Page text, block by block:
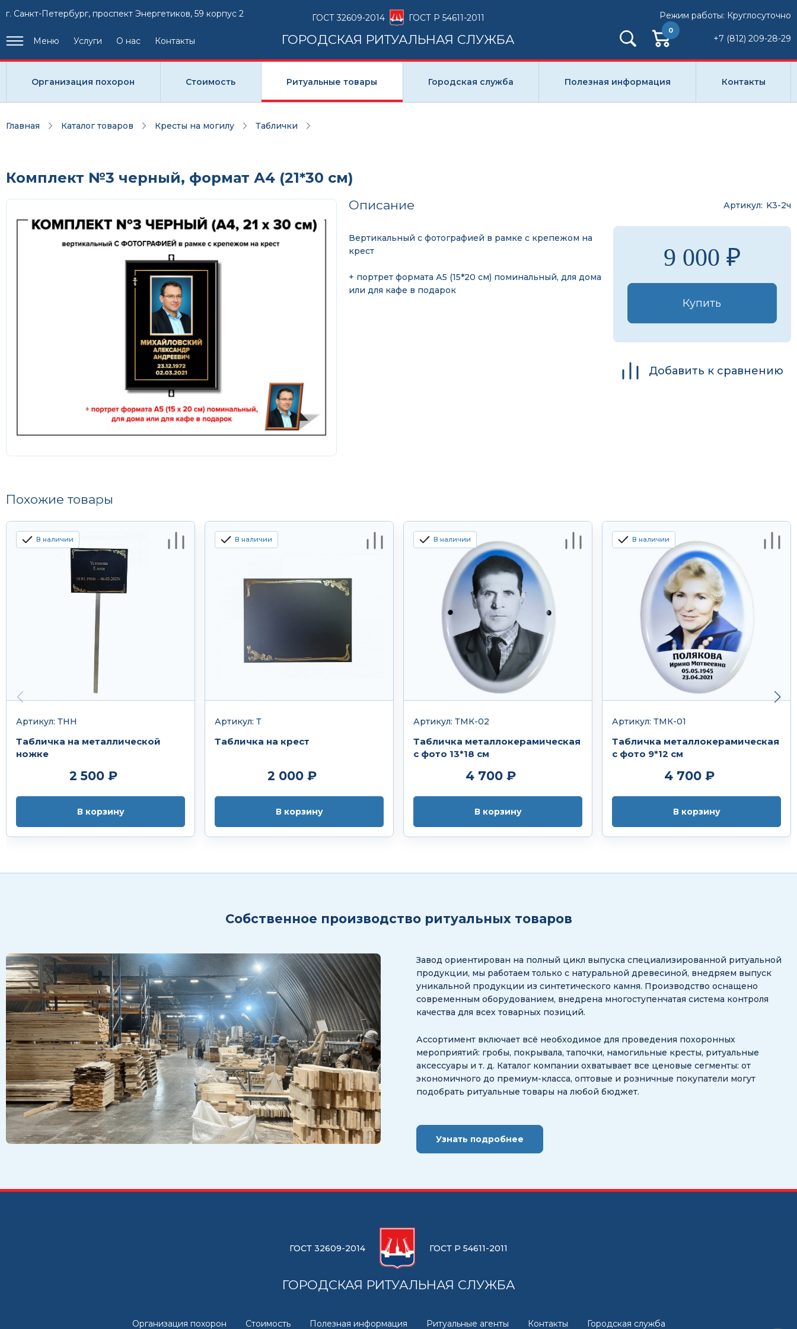
г. Санкт-Петербург, проспект Энергетиков, 59 корпус 2
Меню Услуги О нас Контакты
ГОСТ 32609-2014 ГОСТ Р 54611-2011
ГОРОДСКАЯ РИТУАЛЬНАЯ СЛУЖБА
Режим работы: Круглосуточно
0
+7 (812) 209-28-29
Организация похорон Стоимость Ритуальные товары Городская служба Полезная информация Контакты
Главная Каталог товаров Кресты на могилу Таблички
Комплект №3 черный, формат А4 (21*30 см)
Описание
Вертикальный с фотографией в рамке с крепежом на
крест
+ портрет формата А5 (15*20 см) поминальный, для дома
или для кафе в подарок
Артикул K3-2ч
9 000 ₽
Купить
Добавить к сравнению
Похожие товары
В наличии
Артикул: ТНН
Табличка на металлической
ножке
2 500 ₽
В корзину
В наличии
Артикул: Т
Табличка на крест
2 000 ₽
В корзину
В наличии
Артикул: ТМК-02
Табличка металлокерамическая
с фото 13*18 см
4 700 ₽
В корзину
В наличии
Артикул: ТМК-01
Табличка металлокерамическая
с фото 9*12 см
4 700 ₽
В корзину
Собственное производство ритуальных товаров
Завод ориентирован на полный цикл выпуска специализированной ритуальной
продукции, мы работаем только с натуральной древесиной, внедряем выпуск
уникальной продукции из синтетического камня. Производство оснащено
современным оборудованием, внедрена многоступенчатая система контроля
качества для всех товарных позиций.
Ассортимент включает всё необходимое для проведения похоронных
мероприятий: гробы, покрывала, тапочки, намогильные кресты, ритуальные
аксессуары и т. д. Каталог компании охватывает все ценовые сегменты: от
экономичного до премиум-класса, оптовые и розничные покупатели могут
подобрать ритуальные товары на любой бюджет.
Узнать подробнее
ГОСТ 32609-2014 ГОСТ Р 54611-2011
ГОРОДСКАЯ РИТУАЛЬНАЯ СЛУЖБА
Организация похорон Стоимость Полезная информация Ритуальные агенты Контакты Городская служба